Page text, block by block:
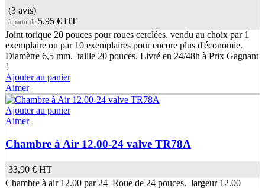
(3 avis)
à partir de 5,95 € HT
Joint torique 20 pouces pour roues cerclées. vendu au choix par 1
exemplaire ou par 10 exemplaires pour encore plus d'économie.
Diamètre 6,5 mm. taille 20 pouces. Livré en 24/48h à Prix Gagnant
!
Ajouter au panier
Aimer
Ajouter au panier
Aimer
Chambre à Air 12.00-24 valve TR78A
33,90 € HT
Chambre à air 12.00 par 24 Roue de 24 pouces. largeur 12.00